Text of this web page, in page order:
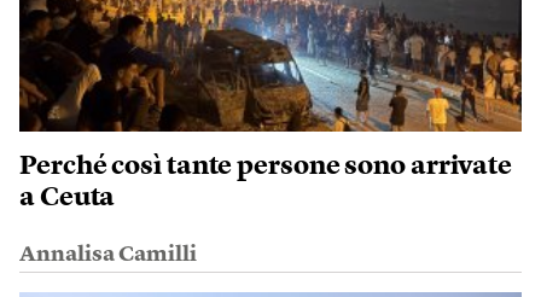
Perché così tante persone sono arrivate
a Ceuta
Annalisa Camilli